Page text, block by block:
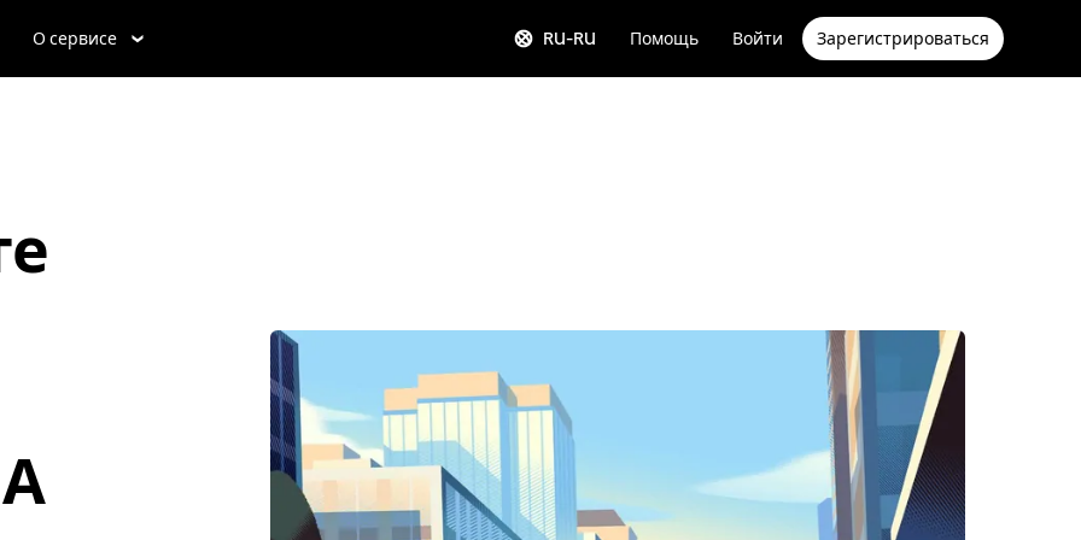
О сервисе RU-RU Помощь Войти Зарегистрироваться